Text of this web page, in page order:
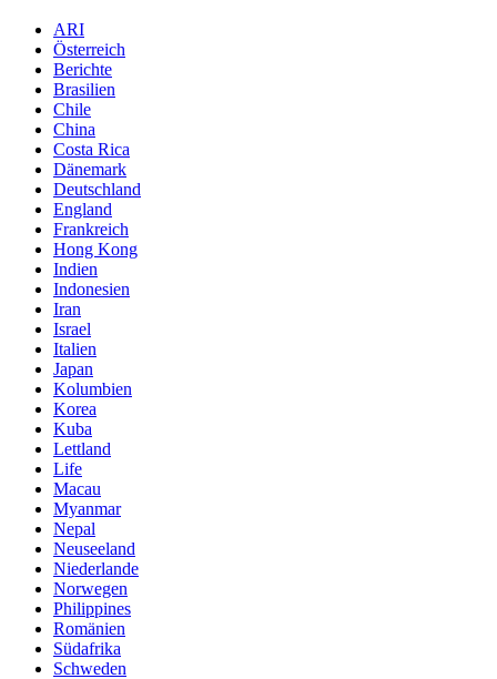
ARI
Österreich
Berichte
Brasilien
Chile
China
Costa Rica
Dänemark
Deutschland
England
Frankreich
Hong Kong
Indien
Indonesien
Iran
Israel
Italien
Japan
Kolumbien
Korea
Kuba
Lettland
Life
Macau
Myanmar
Nepal
Neuseeland
Niederlande
Norwegen
Philippines
Romänien
Südafrika
Schweden